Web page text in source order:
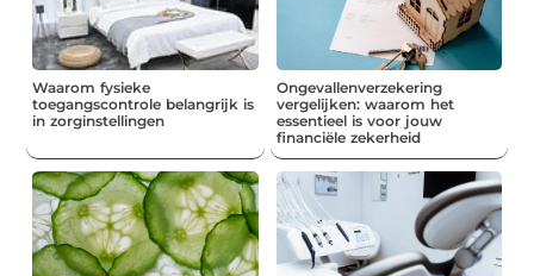
Waarom fysieke
toegangscontrole belangrijk is
in zorginstellingen
Ongevallenverzekering
vergelijken: waarom het
essentieel is voor jouw
financiële zekerheid